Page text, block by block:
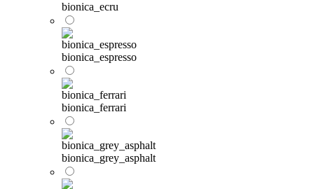
bionica_ecru
bionica_espresso
bionica_ferrari
bionica_grey_asphalt